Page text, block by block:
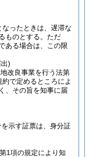
ったときは、遅滞な
ものとする。 ただ
ある場合は、この限
)
改良事業を行う法第
で定めるところによ
、その旨を知事に届
示す証票は、身分証
1項の規定により知